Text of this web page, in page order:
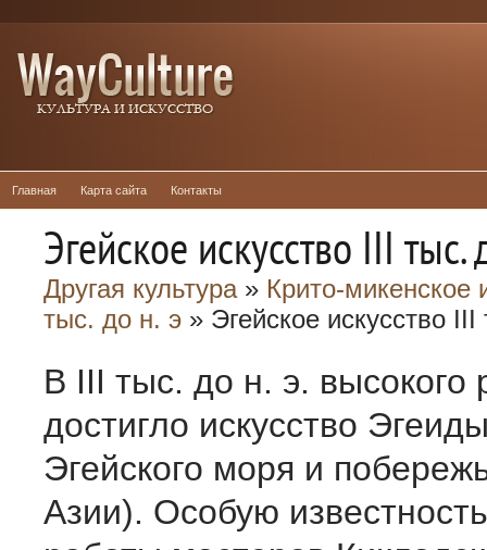
Главная Карта сайта Контакты
Эгейское искусство III тыс.
Другая культура» Крито-микенское
тыс. до н. э » Эгейское искусство
В III тыс. до н. э. высокого
достигло искусство
Эгейского моря и
Азии). Особую